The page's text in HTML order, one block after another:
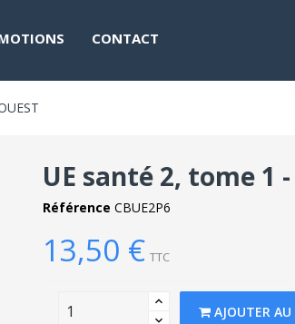
CONTACT
UE santé 2, tome 1
Référence CBUE2P6
13,50 € TTC
AJOUTER AU